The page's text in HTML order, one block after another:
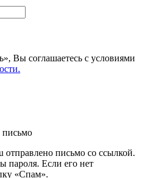
Вы соглашаетесь c условиями
письмо
отправлено письмо со ссылкой.
пароля. Если его нет
«Спам».